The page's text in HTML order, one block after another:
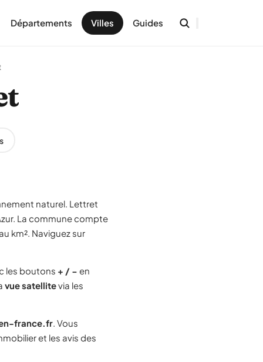
Départements Villes Guides
naturel. Lettret
La commune compte
km². Naviguez sur
les boutons + / − en
vue satellitevia les
france.fr. Vous
et les avis des